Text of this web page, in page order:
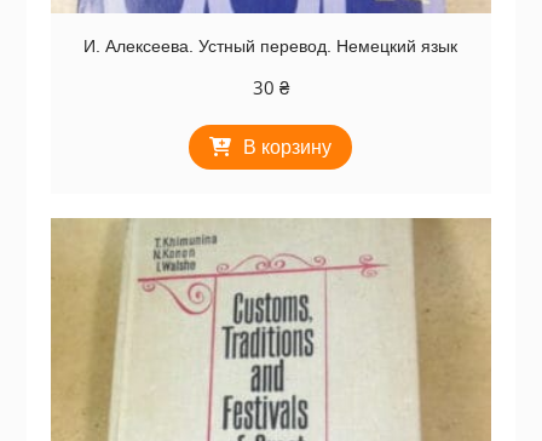
И. Алексеева. Устный перевод. Немецкий язык
30 ₴
В корзину